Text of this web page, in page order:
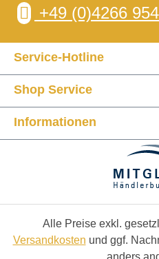
+49 (0)4266
Service-Hotline
Shop Service
Informationen
Alle Preise exkl.
Versandkosten und ggf.
anders